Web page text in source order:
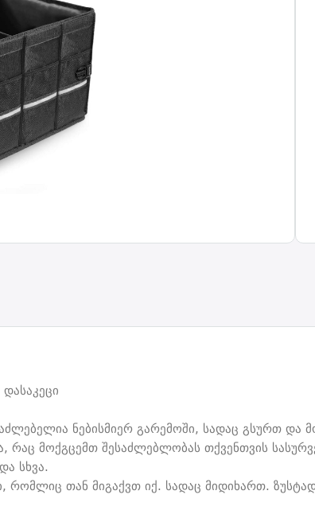
ნებისმიერ გარემოში, სადაც გსურთ და
რაც მოქგცემთ შესაძლებლობას თქვენთვის
სხვა.
რომლიც თან მიგაქვთ იქ. სადაც მიდიხართ.